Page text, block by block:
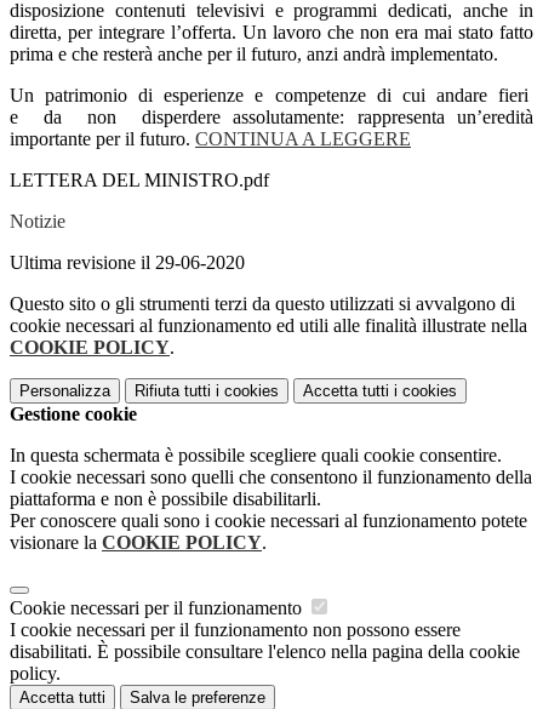
disposizione contenuti televisivi e programmi dedicati, anche in
diretta, per integrare l’offerta. Un lavoro che non era mai stato fatto
prima e che resterà anche per il futuro, anzi andrà implementato.
Un patrimonio di esperienze e competenze di cui andare fieri
e da non disperdere assolutamente: rappresenta un’eredità
importante per il futuro. CONTINUA A LEGGERE
LETTERA DEL MINISTRO.pdf
Notizie
Ultima revisione il 29-06-2020
Questo sito o gli strumenti terzi da questo utilizzati si avvalgono di
cookie necessari al funzionamento ed utili alle finalità illustrate nella
COOKIE POLICY.
Personalizza Rifiuta tutti i cookies Accetta tutti i cookies
Gestione cookie
In questa schermata è possibile scegliere quali cookie consentire.
I cookie necessari sono quelli che consentono il funzionamento della
piattaforma e non è possibile disabilitarli.
Per conoscere quali sono i cookie necessari al funzionamento potete
visionare la COOKIE POLICY.
Cookie necessari per il funzionamento
I cookie necessari per il funzionamento non possono essere
disabilitati. È possibile consultare l'elenco nella pagina della cookie
policy.
Accetta tutti Salva le preferenze